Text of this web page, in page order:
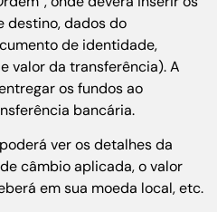
destino, dados do
de identidade,
valor da transferência). A
os fundos ao
bancária.
ver os detalhes da
câmbio aplicada, o valor
em sua moeda local, etc.